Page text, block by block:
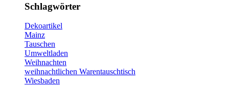
Schlagwörter
Dekoartikel
Mainz
Tauschen
Umweltladen
Weihnachten
weihnachtlichen Warentauschtisch
Wiesbaden